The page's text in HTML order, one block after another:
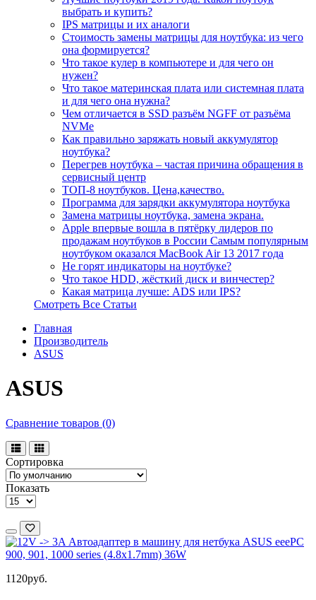
выбрать и купить?
IPS матрицы и их аналоги
Стоимость замены матрицы для ноутбука: из чего
она формируется?
Что такое кулер в компьютере и для чего он
нужен?
Что такое материнская плата или системная плата
и для чего она нужна?
Чем отличается в SSD разъём NGFF от разъёма
NVMe
Как правильно заряжать новый аккумулятор
ноутбука?
Перегрев ноутбука – частая причина обращения в
сервисный центр
ТОП-8 ноутбуков. Цена,качество.
Программа для зарядки аккумулятора ноутбука
Замена матрицы ноутбука, замена экрана.
Apple впервые вошла в пятёрку лидеров по
продажам ноутбуков в России Самым популярным
ноутбуком оказался MacBook Air 13 2017 года
Не горят индикаторы на ноутбуке?
Что такое HDD, жёсткий диск и винчестер?
Какая матрица лучше: ADS или IPS?
Смотреть Все Статьи
Главная
Производитель
ASUS
ASUS
Сравнение товаров (0)
Сортировка
Показать
1120руб.